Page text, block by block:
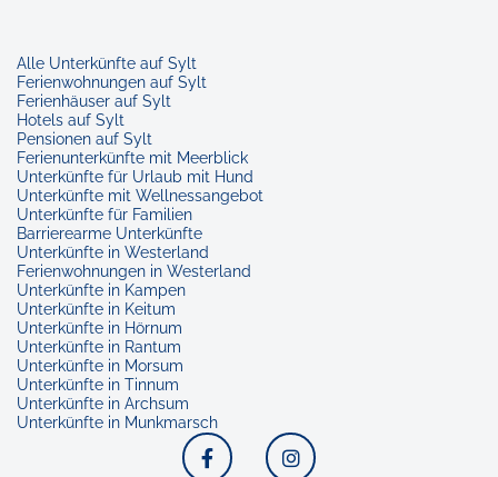
Alle Unterkünfte auf Sylt
Ferienwohnungen auf Sylt
Ferienhäuser auf Sylt
Hotels auf Sylt
Pensionen auf Sylt
Ferienunterkünfte mit Meerblick
Unterkünfte für Urlaub mit Hund
Unterkünfte mit Wellnessangebot
Unterkünfte für Familien
Barrierearme Unterkünfte
Unterkünfte in Westerland
Ferienwohnungen in Westerland
Unterkünfte in Kampen
Unterkünfte in Keitum
Unterkünfte in Hörnum
Unterkünfte in Rantum
Unterkünfte in Morsum
Unterkünfte in Tinnum
Unterkünfte in Archsum
Unterkünfte in Munkmarsch
Facebook Instagram